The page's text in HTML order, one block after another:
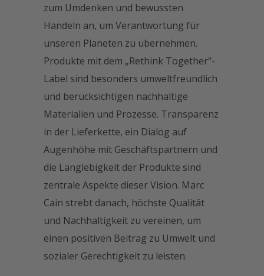
zum Umdenken und bewussten
Handeln an, um Verantwortung für
unseren Planeten zu übernehmen.
Produkte mit dem „Rethink Together“-
Label sind besonders umweltfreundlich
und berücksichtigen nachhaltige
Materialien und Prozesse. Transparenz
in der Lieferkette, ein Dialog auf
Augenhöhe mit Geschäftspartnern und
die Langlebigkeit der Produkte sind
zentrale Aspekte dieser Vision. Marc
Cain strebt danach, höchste Qualität
und Nachhaltigkeit zu vereinen, um
einen positiven Beitrag zu Umwelt und
sozialer Gerechtigkeit zu leisten.